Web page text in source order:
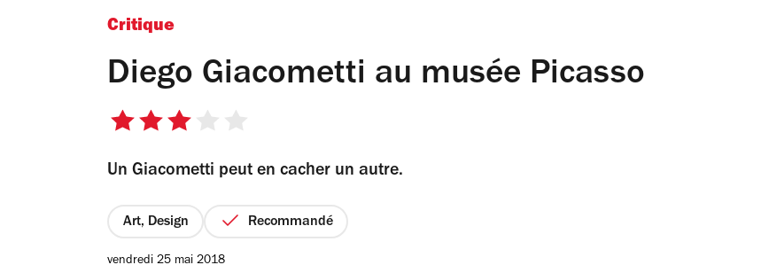
Critique
Diego Giacometti au musée Picasso
3
5
Un Giacometti peut en cacher un autre.
Art, Design Recommandé
vendredi 25 mai 2018